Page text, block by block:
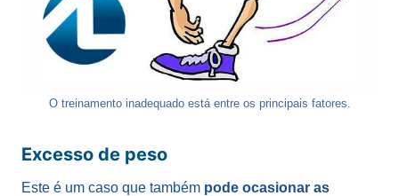
O treinamento inadequado está entre os principais fatores.
Excesso de peso
Este é um caso que também pode ocasionar as